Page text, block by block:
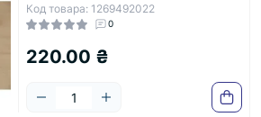
Код товара: 1269492022
0
220.00 ₴